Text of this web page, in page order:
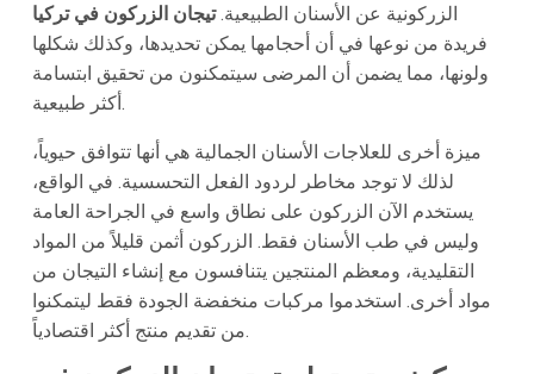
الزركونية عن الأسنان الطبيعية.تيجان الزركون في تركيا
فريدة من نوعها في أن أحجامها يمكن تحديدها، وكذلك شكلها
ولونها، مما يضمن أن المرضى سيتمكنون من تحقيق ابتسامة
أكثر طبيعية.
ميزة أخرى للعلاجات الأسنان الجمالية هي أنها تتوافق حيوياً،
لذلك لا توجد مخاطر لردود الفعل التحسسية. في الواقع،
يستخدم الآن الزركون على نطاق واسع في الجراحة العامة
وليس في طب الأسنان فقط. الزركون أثمن قليلاً من المواد
التقليدية، ومعظم المنتجين يتنافسون مع إنشاء التيجان من
مواد أخرى. استخدموا مركبات منخفضة الجودة فقط ليتمكنوا
من تقديم منتج أكثر اقتصادياً.